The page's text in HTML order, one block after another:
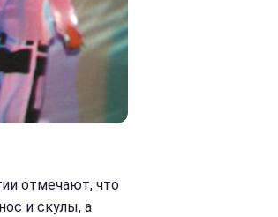
отмечают, что
и скулы, а